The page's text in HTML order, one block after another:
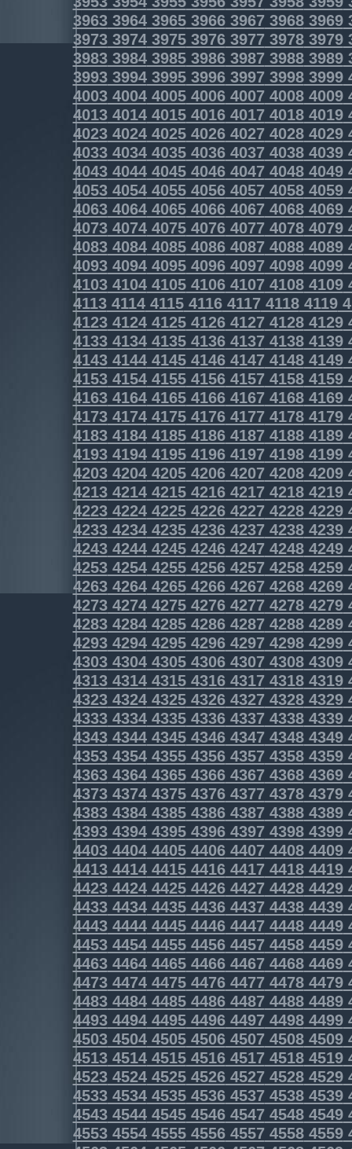
3963396439653966396739683969
3973397439753976397739783979
3983398439853986398739883989
3993399439953996399739983999
4003400440054006400740084009
4013401440154016401740184019
4023402440254026402740284029
4033403440354036403740384039
4043404440454046404740484049
4053405440554056405740584059
4063406440654066406740684069
4073407440754076407740784079
4083408440854086408740884089
4093409440954096409740984099
4103410441054106410741084109
4113411441154116411741184119
4123412441254126412741284129
4133413441354136413741384139
4143414441454146414741484149
4153415441554156415741584159
4163416441654166416741684169
4173417441754176417741784179
4183418441854186418741884189
4193419441954196419741984199
4203420442054206420742084209
4213421442154216421742184219
4223422442254226422742284229
4233423442354236423742384239
4243424442454246424742484249
4253425442554256425742584259
4263426442654266426742684269
4273427442754276427742784279
4283428442854286428742884289
4293429442954296429742984299
4303430443054306430743084309
4313431443154316431743184319
4323432443254326432743284329
4333433443354336433743384339
4343434443454346434743484349
4353435443554356435743584359
4363436443654366436743684369
4373437443754376437743784379
4383438443854386438743884389
4393439443954396439743984399
4403440444054406440744084409
4413441444154416441744184419
4423442444254426442744284429
4433443444354436443744384439
4443444444454446444744484449
4453445444554456445744584459
4463446444654466446744684469
4473447444754476447744784479
4483448444854486448744884489
4493449444954496449744984499
4503450445054506450745084509
4513451445154516451745184519
4523452445254526452745284529
4533453445354536453745384539
4543454445454546454745484549
4553455445554556455745584559